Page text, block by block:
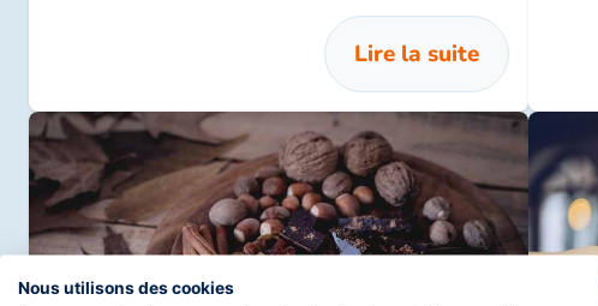
conséquences néfastes sur la santé. Voici
Lire la suite
Nous utilisons des cookies